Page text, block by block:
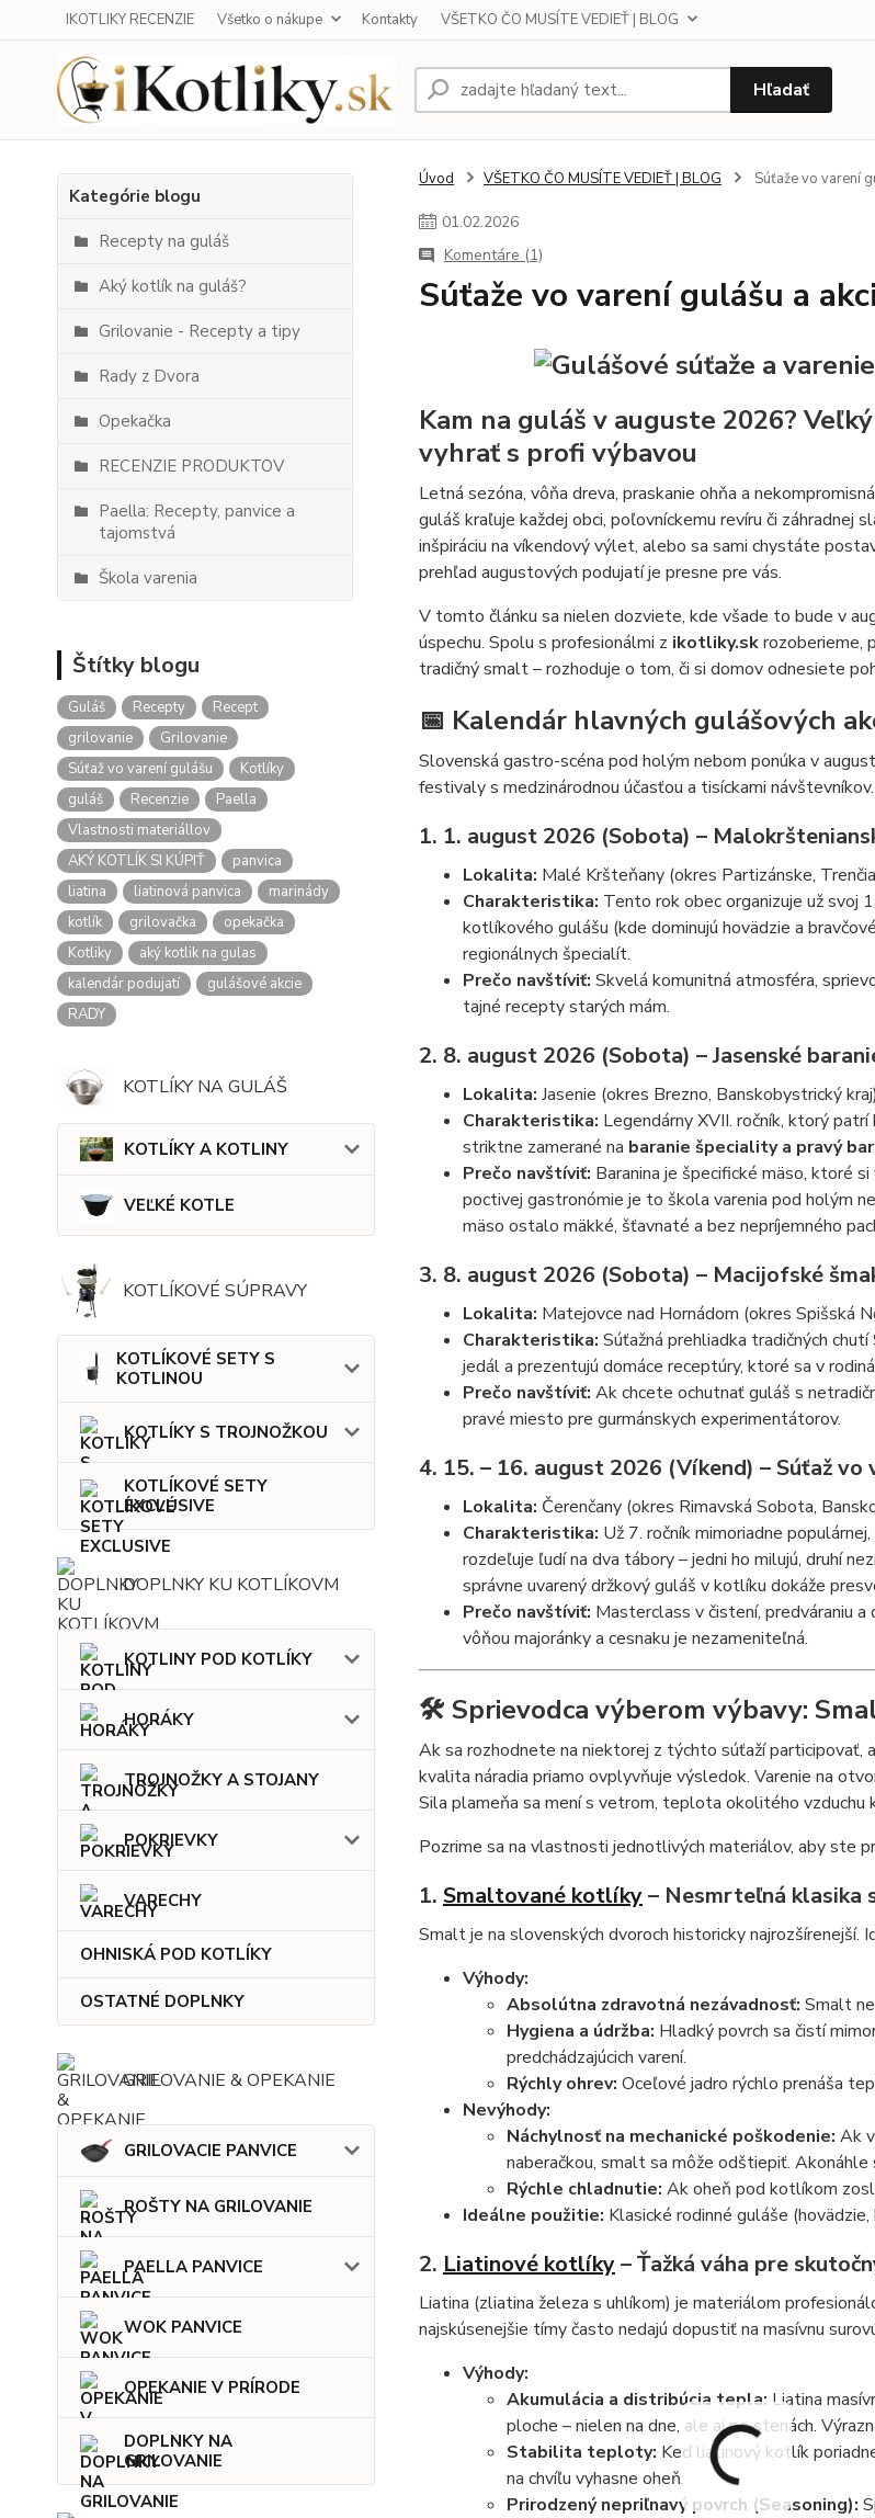
IKOTLIKY RECENZIE Všetko o nákupe Kontakty VŠETKO ČO MUSÍTE VEDIEŤ | BLOG
Hľadať
Kategórie blogu
Recepty na guláš
Aký kotlík na guláš?
Grilovanie - Recepty a tipy
Rady z Dvora
Opekačka
RECENZIE PRODUKTOV
Paella: Recepty, panvice a
tajomstvá
Škola varenia
Štítky blogu
Guláš Recepty
Recept
grilovanie
Grilovanie
Súťaž vo varení gulášu
Kotlíky
guláš
Recenzie
Paella
Vlastnosti materiállov
AKÝ KOTLÍK SI KÚPIŤ
panvica
liatina
liatinová panvica
marinády
kotlík
grilovačka
opekačka
Kotliky
aký kotlik na gulas
kalendár podujatí
gulášové akcie
RADY
KOTLÍKY NA GULÁŠ
KOTLÍKY A KOTLINY
VEĽKÉ KOTLE
KOTLÍKOVÉ SÚPRAVY
KOTLÍKOVÉ SETY S
KOTLINOU
KOTLÍKY S TROJNOŽKOU
KOTLÍKOVÉ SETY
EXCLUSIVE
DOPLNKY KU KOTLÍKOVM
KOTLINY POD KOTLÍKY
HORÁKY
TROJNOŽKY A STOJANY
POKRIEVKY
VARECHY
OHNISKÁ POD KOTLÍKY
OSTATNÉ DOPLNKY
GRILOVANIE & OPEKANIE
GRILOVACIE PANVICE
ROŠTY NA GRILOVANIE
PAELLA PANVICE
WOK PANVICE
OPEKANIE V PRÍRODE
DOPLNKY NA
GRILOVANIE
Úvod VŠETKO ČO MUSÍTE VEDIEŤ | BLOG Súťaže vo varení
01.02.2026
Komentáre (1)
Súťaže vo varení gulášu a
Kam na guláš v auguste 2026?
vyhrať s profi výbavou
Letná sezóna, vôňa dreva, praskanie ohňa a
guláš kraľuje každej obci, poľovníckemu revíru či
inšpiráciu na víkendový výlet, alebo sa sami chystáte
prehľad augustových podujatí je presne pre vás.
V tomto článku sa nielen dozviete, kde všade to bude v
úspechu. Spolu s profesionálmi z ikotliky.skrozoberieme,
tradičný smalt – rozhoduje o tom, či si domov odnesiete
📅 Kalendár hlavných gulášových
Slovenská gastro-scéna pod holým nebom ponúka v
festivaly s medzinárodnou účasťou a tisíckami
1. 1. august 2026 (Sobota) –
Lokalita: Malé Kršteňany (okres Partizánske,
Charakteristika: Tento rok obec organizuje už svoj
kotlíkového gulášu (kde dominujú hovädzie a
regionálnych špecialít.
Prečo navštíviť: Skvelá komunitná atmosféra,
tajné recepty starých mám.
2. 8. august 2026 (Sobota) – Jasenské
Lokalita: Jasenie (okres Brezno, Banskobystrický kraj)
Charakteristika: Legendárny XVII. ročník, ktorý
striktne zamerané na baranie špeciality a pravý
Prečo navštíviť: Baranina je špecifické mäso, ktoré
poctivej gastronómie je to škola varenia pod holým
mäso ostalo mäkké, šťavnaté a bez nepríjemného
3. 8. august 2026 (Sobota) – Macijofské
Lokalita: Matejovce nad Hornádom (okres Spišská
Charakteristika: Súťažná prehliadka tradičných
jedál a prezentujú domáce receptúry, ktoré sa v
Prečo navštíviť: Ak chcete ochutnať guláš s
pravé miesto pre gurmánskych experimentátorov.
4. 15. – 16. august 2026 (Víkend) – Súťaž
Lokalita: Čerenčany (okres Rimavská Sobota,
Charakteristika: Už 7. ročník mimoriadne
rozdeľuje ľudí na dva tábory – jedni ho milujú, druhí
správne uvarený držkový guláš v kotlíku dokáže
Prečo navštíviť: Masterclass v čistení, predváraniu a
vôňou majoránky a cesnaku je nezameniteľná.
🛠️ Sprievodca výberom výbavy:
Ak sa rozhodnete na niektorej z týchto súťaží participovať,
kvalita náradia priamo ovplyvňuje výsledok. Varenie na
Sila plameňa sa mení s vetrom, teplota okolitého vzduchu
Pozrime sa na vlastnosti jednotlivých materiálov, aby ste
1. Smaltované kotlíky– Nesmrteľná klasika
Smalt je na slovenských dvoroch historicky
Výhody:
Absolútna zdravotná nezávadnosť: Smalt
Hygiena a údržba: Hladký povrch sa čistí
predchádzajúcich varení.
Rýchly ohrev: Oceľové jadro rýchlo prenáša
Nevýhody:
Náchylnosť na mechanické poškodenie: Ak
naberačkou, smalt sa môže odštiepiť.
Rýchle chladnutie: Ak oheň pod kotlíkom
Ideálne použitie: Klasické rodinné guláše
2. Liatinové kotlíky– Ťažká váha pre
Liatina (zliatina železa s uhlíkom) je materiálom
najskúsenejšie tímy často nedajú dopustiť na masívnu
Výhody:
Akumulácia a distribúcia tepla: Liatina
ploche – nielen na dne, ale aj po stenách.
Stabilita teploty: Keď liatinový kotlík
na chvíľu vyhasne oheň.
Prirodzený nepriľnavý povrch (Seasoning):